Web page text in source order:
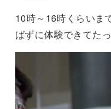
10時～16時くらいま
ばずに体験できてたっ